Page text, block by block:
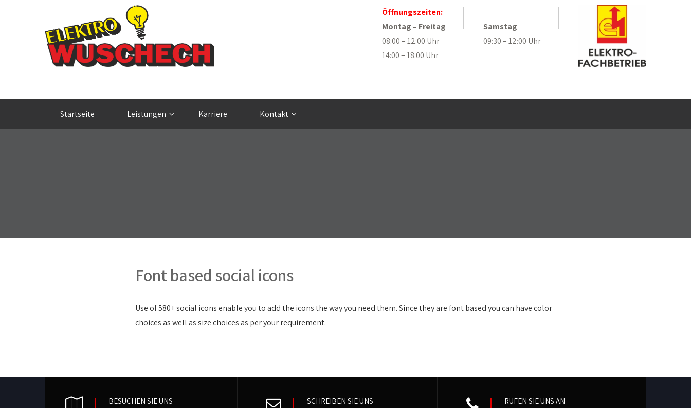
Öffnungszeiten:
Montag – Freitag
08:00 – 12:00 Uhr
14:00 – 18:00 Uhr
Samstag
09:30 – 12:00 Uhr
Startseite Leistungen Karriere Kontakt
Font based social icons
Use of 580+ social icons enable you to add the icons the way you need them. Since they are font based you can have color
choices as well as size choices as per your requirement.
BESUCHEN SIE UNS SCHREIBEN SIE UNS RUFEN SIE UNS AN